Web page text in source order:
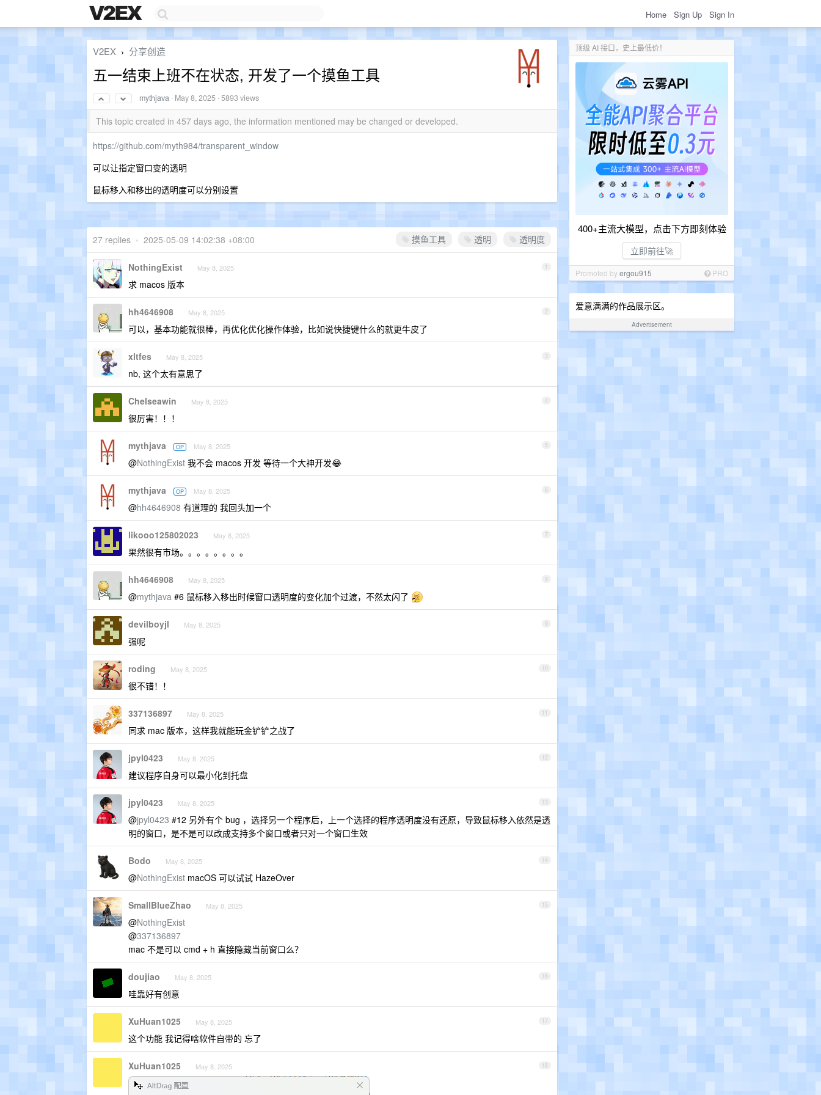
Home Sign Up Sign In
顶级 AI 接口，史上最低价！
400+主流大模型，点击下方即刻体验
立即前往🚀
Promoted byergou915 PRO
爱意满满的作品展示区。
Advertisement
V2EX › 分享创造
五一结束上班不在状态, 开发了一个摸鱼工具
mythjava · May 8, 2025 · 5893 views
This topic created in 457 days ago, the information mentioned may be changed or developed.
https://github.com/myth984/transparent_window
可以让指定窗口变的透明
鼠标移入和移出的透明度可以分别设置
摸鱼工具 透明 透明度
27 replies • 2025-05-09 14:02:38 +08:00
1
NothingExist May 8, 2025
求 macos 版本
2
hh4646908 May 8, 2025
可以，基本功能就很棒，再优化优化操作体验，比如说快捷键什么的就更牛皮了
3
xltfes May 8, 2025
nb, 这个太有意思了
4
Chelseawin May 8, 2025
很厉害！！！
5
mythjava OP May 8, 2025
@NothingExist 我不会 macos 开发 等待一个大神开发😂
6
mythjava OP May 8, 2025
@hh4646908 有道理的 我回头加一个
7
likooo125802023 May 8, 2025
果然很有市场。。。。。。。。
8
hh4646908 May 8, 2025
@mythjava #6 鼠标移入移出时候窗口透明度的变化加个过渡，不然太闪了
9
devilboyjl May 8, 2025
强呢
10
roding May 8, 2025
很不错！！
11
337136897 May 8, 2025
同求 mac 版本，这样我就能玩金铲铲之战了
12
jpyl0423 May 8, 2025
建议程序自身可以最小化到托盘
13
jpyl0423 May 8, 2025
@jpyl0423 #12 另外有个 bug ，选择另一个程序后，上一个选择的程序透明度没有还原，导致鼠标移入依然是透
明的窗口，是不是可以改成支持多个窗口或者只对一个窗口生效
14
Bodo May 8, 2025
@NothingExist macOS 可以试试 HazeOver
15
SmallBlueZhao May 8, 2025
@NothingExist
@337136897
mac 不是可以 cmd + h 直接隐藏当前窗口么？
16
doujiao May 8, 2025
哇靠好有创意
17
XuHuan1025 May 8, 2025
这个功能 我记得啥软件自带的 忘了
18
XuHuan1025 May 8, 2025